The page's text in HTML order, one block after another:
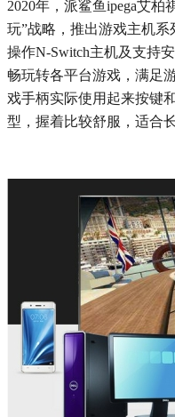
2020年，派鲨鱼ipega艾柏
玩”战略，推出游戏主机系
操作N-Switch主机及支持
畅玩转各平台游戏，满足
戏手柄实际使用起来按键
型，握着比较舒服，适合